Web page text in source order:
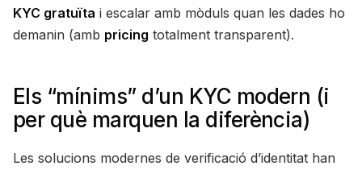
KYC gratuïta i escalar amb mòduls quan les dades ho
demanin (amb pricing totalment transparent).
Els “mínims” d’un KYC modern (i
per què marquen la diferència)
Les solucions modernes de verificació d’identitat han